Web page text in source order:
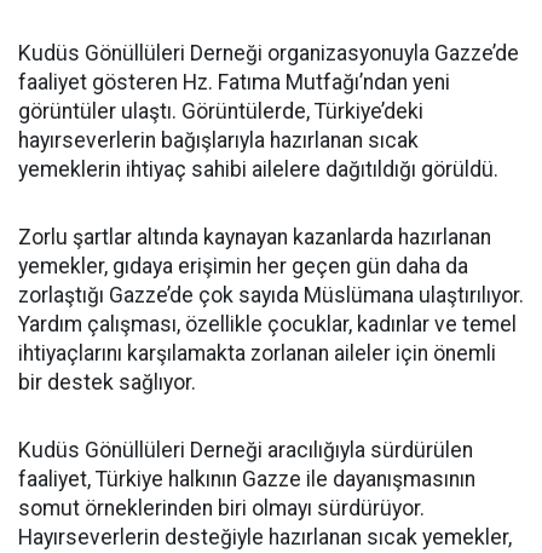
Kudüs Gönüllüleri Derneği organizasyonuyla Gazze’de
faaliyet gösteren Hz. Fatıma Mutfağı’ndan yeni
görüntüler ulaştı. Görüntülerde, Türkiye’deki
hayırseverlerin bağışlarıyla hazırlanan sıcak
yemeklerin ihtiyaç sahibi ailelere dağıtıldığı görüldü.
Zorlu şartlar altında kaynayan kazanlarda hazırlanan
yemekler, gıdaya erişimin her geçen gün daha da
zorlaştığı Gazze’de çok sayıda Müslümana ulaştırılıyor.
Yardım çalışması, özellikle çocuklar, kadınlar ve temel
ihtiyaçlarını karşılamakta zorlanan aileler için önemli
bir destek sağlıyor.
Kudüs Gönüllüleri Derneği aracılığıyla sürdürülen
faaliyet, Türkiye halkının Gazze ile dayanışmasının
somut örneklerinden biri olmayı sürdürüyor.
Hayırseverlerin desteğiyle hazırlanan sıcak yemekler,